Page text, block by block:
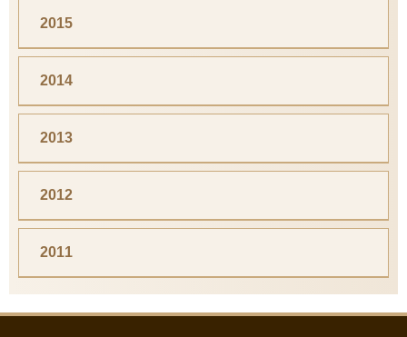
2015
2014
2013
2012
2011